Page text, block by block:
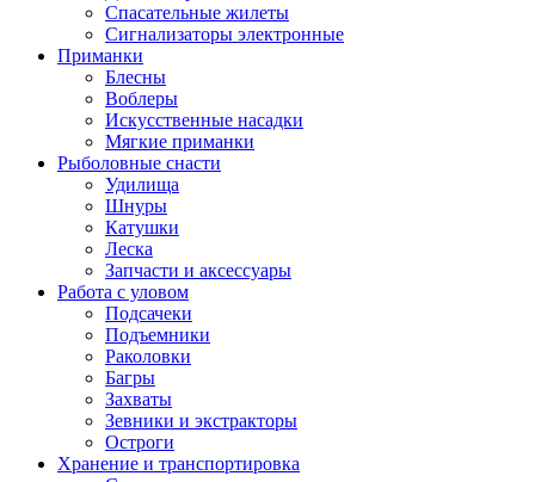
Спасательные жилеты
Сигнализаторы электронные
Приманки
Блесны
Воблеры
Искусственные насадки
Мягкие приманки
Рыболовные снасти
Удилища
Шнуры
Катушки
Леска
Запчасти и аксессуары
Работа с уловом
Подсачеки
Подъемники
Раколовки
Багры
Захваты
Зевники и экстракторы
Остроги
Хранение и транспортировка